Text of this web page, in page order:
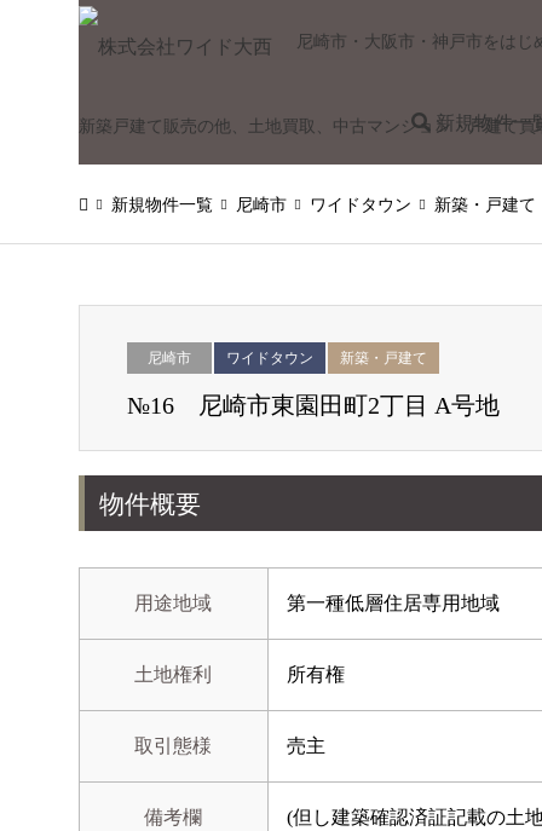
尼崎市・大阪市・神戸市をは
新築戸建て販売の他、土地買取、中古マンション・戸建て
新規物件一
新規物件一覧 尼崎市 ワイドタウン 新築・戸建て
尼崎市 ワイドタウン 新築・戸建て
№16 尼崎市東園田町2丁目 A号地
物件概要
用途地域 第一種低層住居専用地域
土地権利 所有権
取引態様 売主
備考欄 (但し建築確認済証記載の土